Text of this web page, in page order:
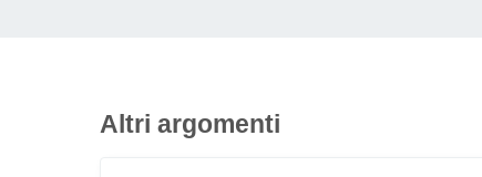
Altri argomenti